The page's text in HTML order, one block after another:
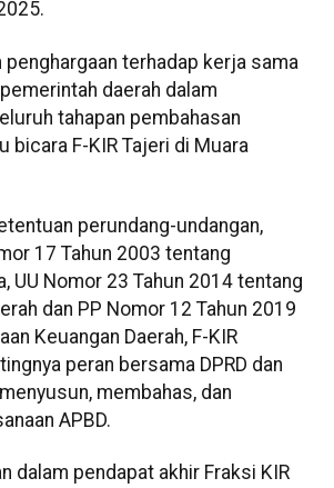
penghargaan terhadap kerja sama
daerah dalam
tahapan pembahasan
bicara F-KIR Tajeri di Muara
perundang-undangan,
17 Tahun 2003 tentang
UU Nomor 23 Tahun 2014 tentang
dan PP Nomor 12 Tahun 2019
Keuangan Daerah, F-KIR
peran bersama DPRD dan
membahas, dan
APBD.
dalam pendapat akhir Fraksi KIR